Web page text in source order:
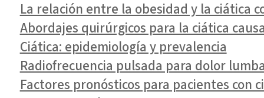
La relación entre la obesidad y la ciática
Abordajes quirúrgicos para la ciática
Ciática: epidemiología y prevalencia
Radiofrecuencia pulsada para dolor
Factores pronósticos para pacientes